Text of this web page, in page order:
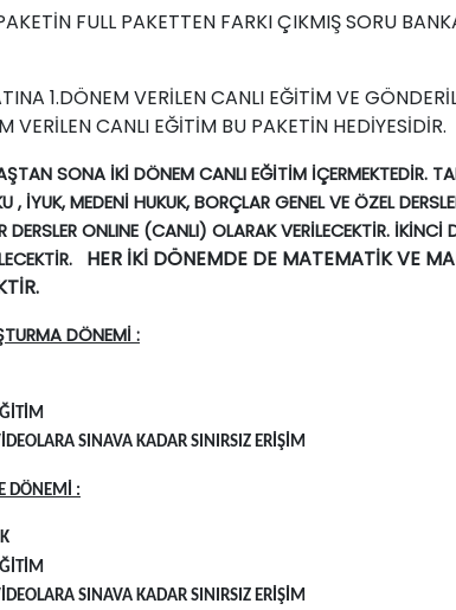
FULL PAKETTEN FARKI ÇIKMIŞ SORU
1.DÖNEM VERİLEN CANLI EĞİTİM VE
VERİLEN CANLI EĞİTİM BU PAKETİN HEDİYESİDİR.
SONA İKİ DÖNEM CANLI EĞİTİM İÇERMEKTEDİR.
, İYUK, MEDENİ HUKUK, BORÇLAR GENEL VE ÖZEL
ONLINE (CANLI) OLARAK VERİLECEKTİR. İKİNCİ
HER İKİ DÖNEMDE DE MATEMATİK VE
DÖNEMİ :
SINAVA KADAR SINIRSIZ ERİŞİM
DÖNEMİ :
SINAVA KADAR SINIRSIZ ERİŞİM